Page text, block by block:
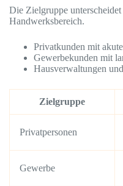
Die Zielgruppe
Handwerksbereich.
Privatkunden mit
Gewerbekunden mit
Hausverwaltungen
Zielgruppe
Privatpersonen
Gewerbe